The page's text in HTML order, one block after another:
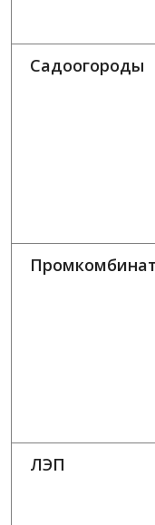
Садоогороды
Промкомбинат
ЛЭП